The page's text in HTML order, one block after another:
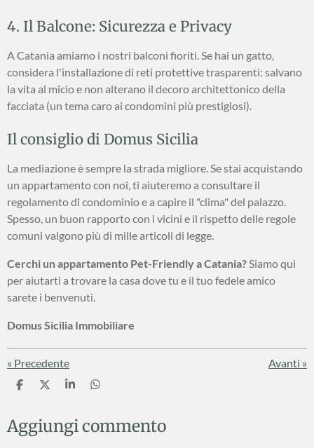
4. Il Balcone: Sicurezza e Privacy
A Catania amiamo i nostri balconi fioriti. Se hai un gatto,
considera l'installazione di reti protettive trasparenti: salvano
la vita al micio e non alterano il decoro architettonico della
facciata (un tema caro ai condomini più prestigiosi).
Il consiglio di Domus Sicilia
La mediazione è sempre la strada migliore. Se stai acquistando
un appartamento con noi, ti aiuteremo a consultare il
regolamento di condominio e a capire il "clima" del palazzo.
Spesso, un buon rapporto con i vicini e il rispetto delle regole
comuni valgono più di mille articoli di legge.
Cerchi un appartamento Pet-Friendly a Catania?Siamo qui
per aiutarti a trovare la casa dove tu e il tuo fedele amico
sarete i benvenuti.
Domus Sicilia Immobiliare
« Precedente Avanti »
C
d
i
C
d
i
C
d
i
C
d
i
Aggiungi commento